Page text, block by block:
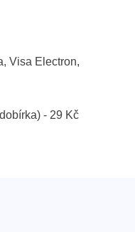
Visa Electron,
- 29 Kč